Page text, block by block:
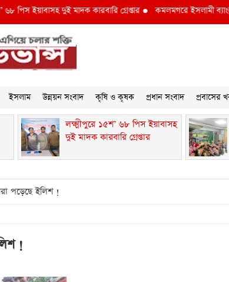
ইয়াবাসহ দুই মাদক কারবারি গ্রেপ্তার●কমলমগরে ইসলামী ব্যাংকের
ইসলাম উন্নয়ন সংবাদ কৃষি ও কৃষক প্রধান সংবাদ প্রবাসের
লক্ষ্মীপুরে ১৫শ’ ৬৮ পিস ইয়াবাসহ
দুই মাদক কারবারি গ্রেপ্তার
পড়েছে ইলিশ !
!